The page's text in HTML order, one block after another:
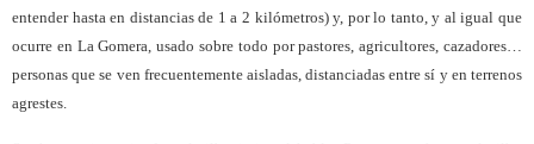
entender hasta en distancias de 1 a 2 kilómetros) y, por lo tanto, y al igual que
ocurre en La Gomera, usado sobre todo por pastores, agricultores, cazadores…
personas que se ven frecuentemente aisladas, distanciadas entre sí y en terrenos
agrestes.